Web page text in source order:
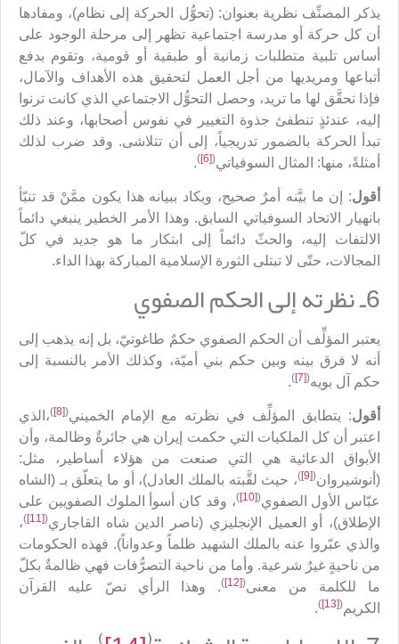
يذكر المصنِّف نظرية بعنوان: (تحوُّل الحركة إلى نظام)، ومفادها
أن كل حركة أو مدرسة اجتماعية تظهر إلى مرحلة الوجود على
أساس تلبية متطلبات زمانية أو طبقية أو قومية، وتقوم بدفع
أتباعها ومريديها من أجل العمل لتحقيق هذه الأهداف والآمال،
فإذا تحقَّق لها ما تريد، وحصل التحوُّل الاجتماعي الذي كانت ترنوا
إليه، عندئذٍ تنطفئ جذوة التغيير في نفوس أصحابها، وعند ذلك
تبدأ الحركة بالضمور تدريجياً، إلى أن تتلاشى. وقد ضرب لذلك
أمثلةً، منها: المثال السوفياتي(
[6]
)
.
أقول: إن ما بيَّنه أمرٌ صحيح، ويكاد ببيانه هذا يكون ممَّنْ قد تنبّأ
بانهيار الاتحاد السوفياتي السابق. وهذا الأمر الخطير ينبغي دائماً
الالتفات إليه، والحثّ دائماً إلى ابتكار ما هو جديد في كلّ
المجالات، حتّى لا تبتلى الثورة الإسلامية المباركة بهذا الداء.
6ـ نظرته إلى الحكم الصفوي
يعتبر المؤلِّف أن الحكم الصفوي حكمٌ طاغوتيّ، بل إنه يذهب إلى
أنه لا فرق بينه وبين حكم بني أميّة، وكذلك الأمر بالنسبة إلى
حكم آل بويه(
[7]
)
.
أقول: يتطابق المؤلِّف في نظرته مع الإمام الخميني(
[8]
)،الذي
اعتبر أن كل الملكيات التي حكمت إيران هي جائرةٌ وظالمة، وأن
الأبواق الدعائية هي التي صنعت من هؤلاء أساطير، مثل:
(أنوشيروان(
[9]
)، حيث لقَّبته بالملك العادل)، أو ما يتعلّق بـ (الشاه
عبّاس الأول الصفوي(
[10]
)، وقد كان أسوأ الملوك الصفويين على
الإطلاق)، أو العميل الإنجليزي (ناصر الدين شاه القاجاري(
[11]
)،
والذي عبّروا عنه بالملك الشهيد ظلماً وعدواناً). فهذه الحكومات
من ناحيةٍ غيرُ شرعية. وأما من ناحية التصرُّفات فهي ظالمةٌ بكلّ
ما للكلمة من معنى(
[12]
). وهذا الرأي نصّ عليه القرآن
الكريم(
[13]
)
.